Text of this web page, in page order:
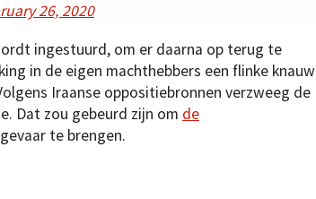
26, 2020
ingestuurd, om er daarna op terug te
in de eigen machthebbers een flinke knauw
Iraanse oppositiebronnen verzweeg de
Dat zou gebeurd zijn om de
te brengen.